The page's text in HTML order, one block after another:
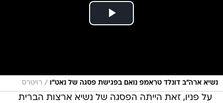
נשיא ארה"ב דונלד טראמפ נואם בפגישת פסגה של נאט"ו / רויטרס
על פניו, זאת הייתה הפסגה של נשיא ארצות הברית